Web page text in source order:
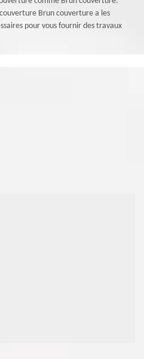
Brun couverture a les
pour vous fournir des travaux